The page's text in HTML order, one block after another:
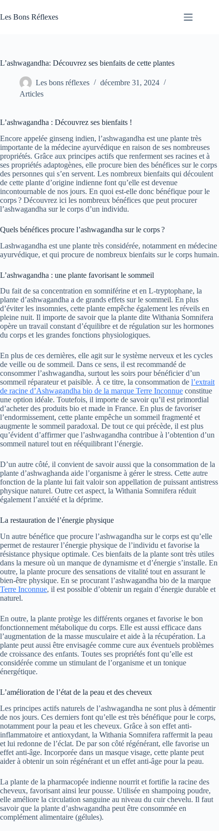
au
contenu
Les Bons Réflexes
L’ashwagandha: Découvrez ses bienfaits de cette plantes
Les bons réflexes
décembre 31, 2024
Articles
L’ashwagandha : Découvrez ses bienfaits !
Encore appelée ginseng indien, l’ashwagandha est une plante très
importante de la médecine ayurvédique en raison de ses nombreuses
propriétés. Grâce aux principes actifs que renferment ses racines et à
ses propriétés adaptogènes, elle procure bien des bénéfices sur le corps
des personnes qui s’en servent. Les nombreux bienfaits qui découlent
de cette plante d’origine indienne font qu’elle est devenue
incontournable de nos jours. En quoi est-elle donc bénéfique pour le
corps ? Découvrez ici les nombreux bénéfices que peut procurer
l’ashwagandha sur le corps d’un individu.
Quels bénéfices procure l’ashwagandha sur le corps ?
Lashwagandha est une plante très considérée, notamment en médecine
ayurvédique, et qui procure de nombreux bienfaits sur le corps humain.
L’ashwagandha : une plante favorisant le sommeil
Du fait de sa concentration en somniférine et en L-tryptophane, la
plante d’ashwagandha a de grands effets sur le sommeil. En plus
d’éviter les insomnies, cette plante empêche également les réveils en
pleine nuit. Il importe de savoir que la plante dite Withania Somnifera
opère un travail constant d’équilibre et de régulation sur les hormones
du corps et les grandes fonctions physiologiques.
En plus de ces dernières, elle agit sur le système nerveux et les cycles
de veille ou de sommeil. Dans ce sens, il est recommandé de
consommer l’ashwagandha, surtout les soirs pour bénéficier d’un
sommeil réparateur et paisible. À ce titre, la consommation de l’extrait
de racine d’Ashwagandha bio de la marque Terre Inconnue constitue
une option idéale. Toutefois, il importe de savoir qu’il est primordial
d’acheter des produits bio et made in France. En plus de favoriser
l’endormissement, cette plante empêche un sommeil fragmenté et
augmente le sommeil paradoxal. De tout ce qui précède, il est plus
qu’évident d’affirmer que l’ashwagandha contribue à l’obtention d’un
sommeil naturel tout en rééquilibrant l’énergie.
D’un autre côté, il convient de savoir aussi que la consommation de la
plante d’ashwaghanda aide l’organisme à gérer le stress. Cette autre
fonction de la plante lui fait valoir son appellation de puissant antistress
physique naturel. Outre cet aspect, la Withania Somnifera réduit
également l’anxiété et la déprime.
La restauration de l’énergie physique
Un autre bénéfice que procure l’ashwagandha sur le corps est qu’elle
permet de restaurer l’énergie physique de l’individu et favorise la
résistance physique optimale. Ces bienfaits de la plante sont très utiles
dans la mesure où un manque de dynamisme et d’énergie s’installe. En
outre, la plante procure des sensations de vitalité tout en assurant le
bien-être physique. En se procurant l’ashwagandha bio de la marque
Terre Inconnue, il est possible d’obtenir un regain d’énergie durable et
naturel.
En outre, la plante protège les différents organes et favorise le bon
fonctionnement métabolique du corps. Elle est aussi efficace dans
l’augmentation de la masse musculaire et aide à la récupération. La
plante peut aussi être envisagée comme cure aux éventuels problèmes
de croissance des enfants. Toutes ses propriétés font qu’elle est
considérée comme un stimulant de l’organisme et un tonique
énergétique.
L’amélioration de l’état de la peau et des cheveux
Les principes actifs naturels de l’ashwagandha ne sont plus à démentir
de nos jours. Ces derniers font qu’elle est très bénéfique pour le corps,
notamment pour la peau et les cheveux. Grâce à son effet anti-
inflammatoire et antioxydant, la Withania Somnifera raffermit la peau
et lui redonne de l’éclat. De par son côté régénérant, elle favorise un
effet anti-âge. Incorporée dans un masque visage, cette plante peut
aider à obtenir un soin régénérant et un effet anti-âge pour la peau.
La plante de la pharmacopée indienne nourrit et fortifie la racine des
cheveux, favorisant ainsi leur pousse. Utilisée en shampoing poudre,
elle améliore la circulation sanguine au niveau du cuir chevelu. Il faut
savoir que la plante d’ashwagandha peut être consommée en
complément alimentaire (gélules).